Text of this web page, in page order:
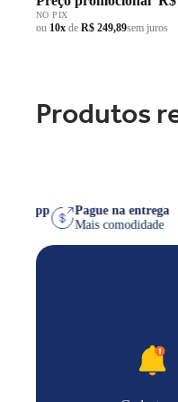
NO PIX
ou 10x de R$ 249,89sem juros
Produtos
WhatsApp
Pague na
Mais comodidade